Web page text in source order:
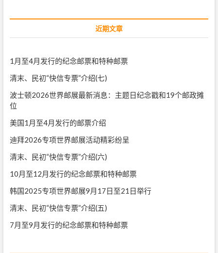
近期文章
1月至4月发行的纪念邮票和特种邮票
清末、民初“快信专票”介绍(七)
波士顿2026世界邮展最新消息：主题日纪念戳和19个邮政摊
位
美国1月至4月发行的邮票介绍
迪拜2026专项世界邮展活动精彩纷呈
清末、民初“快信专票”介绍(六)
10月至12月发行的纪念邮票和特种邮票
韩国2025专项世界邮展9月17日至21日举行
清末、民初“快信专票”介绍(五)
7月至9月发行的纪念邮票和特种邮票